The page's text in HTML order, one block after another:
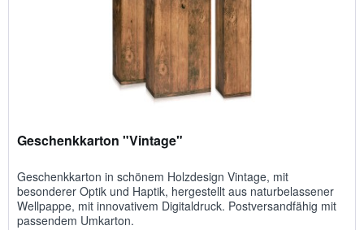
Geschenkkarton "Vintage"
Geschenkkarton in schönem Holzdesign Vintage, mit
besonderer Optik und Haptik, hergestellt aus naturbelassener
Wellpappe, mit innovativem Digitaldruck. Postversandfähig mit
passendem Umkarton.